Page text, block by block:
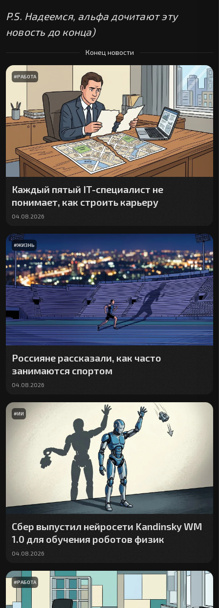
P.S. Надеемся, альфа дочитают эту
новость до конца)
Конец новости
#РАБОТА
Каждый пятый IT-специалист не
понимает, как строить карьеру
04.08.2026
#ЖИЗНЬ
Россияне рассказали, как часто
занимаются спортом
04.08.2026
#ИИ
Сбер выпустил нейросети Kandinsky WM
1.0 для обучения роботов физик
04.08.2026
#РАБОТА